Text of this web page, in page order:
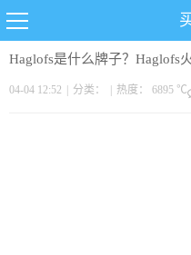
Haglofs是什么牌子？Haglofs
04-04 12:52 分类： 热度： 6895 ℃